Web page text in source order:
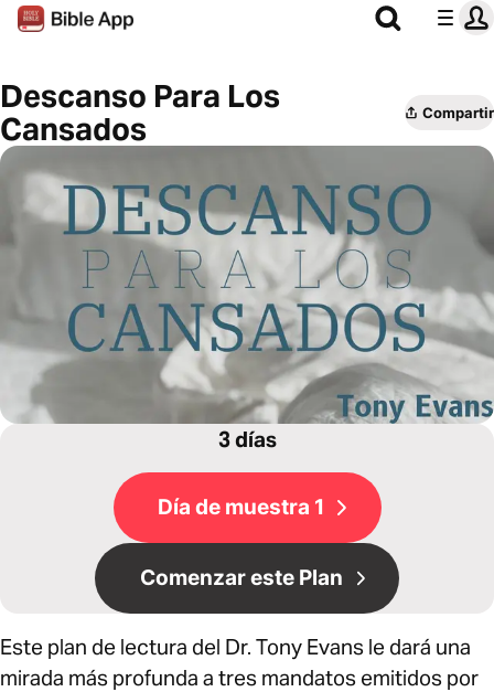
Descanso Para Los
Cansados
Compartir
3 días
Día de muestra 1
Comenzar este Plan
Este plan de lectura del Dr. Tony Evans le dará una
mirada más profunda a tres mandatos emitidos por